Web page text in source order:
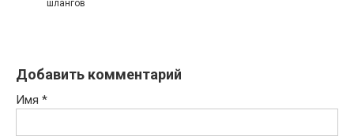
шлангов
Добавить комментарий
Имя *